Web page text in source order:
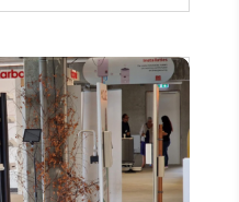
aanpak én